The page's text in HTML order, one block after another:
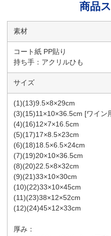
商品
素材
コート紙 PP貼り
持ち手：アクリルひも
サイズ
(1)(13)9.5×8×29cm
(3)(15)11×10×36.5cm [ワイン
(4)(16)12×7×16.5cm
(5)(17)17×8.5×23cm
(6)(18)18.5×6.5×24cm
(7)(19)20×10×36.5cm
(8)(20)22.5×8×32cm
(9)(21)33×10×30cm
(10)(22)33×10×45cm
(11)(23)38×12×52cm
(12)(24)45×12×33cm
厚み：